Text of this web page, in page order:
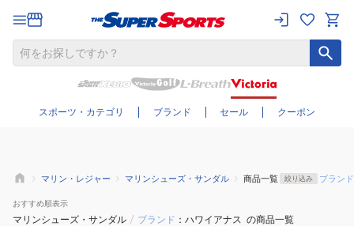
スポーツ・カテゴリ ブランド セール クーポン
さらに絞り込む
マリン・レジャー マリンシューズ・サンダル 商品一覧 絞り込み ブラン
おすすめ順表示
マリンシューズ・サンダル / ブランド ハワイアナス の商品一覧